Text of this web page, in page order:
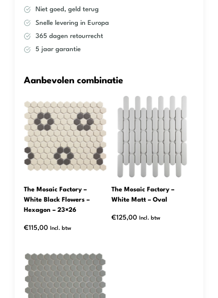
Niet goed, geld terug
Snelle levering in Europa
365 dagen retourrecht
5 jaar garantie
Aanbevolen combinatie
The Mosaic Factory –
White Black Flowers –
Hexagon – 23×26
€115,00 Incl. btw
The Mosaic Factory –
White Matt – Oval
€125,00 Incl. btw